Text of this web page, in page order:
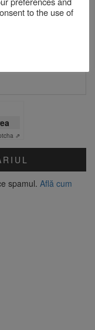
⇗
spamul. Află cum
to the use of